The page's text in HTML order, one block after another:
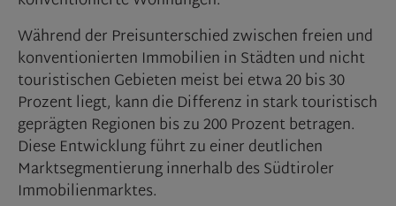
Während der Preisunterschied zwischen freien und
konventionierten Immobilien in Städten und nicht
touristischen Gebieten meist bei etwa 20 bis 30
Prozent liegt, kann die Differenz in stark touristisch
geprägten Regionen bis zu 200 Prozent betragen.
Diese Entwicklung führt zu einer deutlichen
Marktsegmentierung innerhalb des Südtiroler
Immobilienmarktes.